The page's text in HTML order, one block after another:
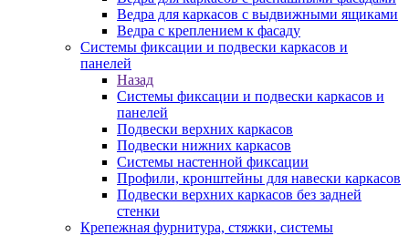
Ведра для каркасов с выдвижными ящиками
Ведра с креплением к фасаду
Системы фиксации и подвески каркасов и
панелей
Назад
Системы фиксации и подвески каркасов и
панелей
Подвески верхних каркасов
Подвески нижних каркасов
Системы настенной фиксации
Профили, кронштейны для навески каркасов
Подвески верхних каркасов без задней
стенки
Крепежная фурнитура, стяжки, системы